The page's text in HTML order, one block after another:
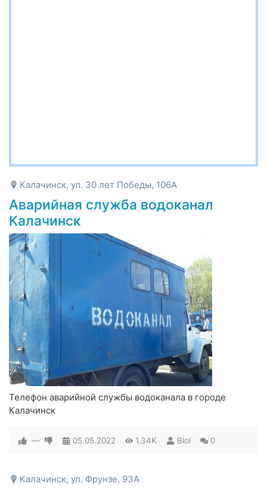
Калачинск, ул. 30 лет Победы, 106А
Аварийная служба водоканал
Калачинск
Телефон аварийной службы водоканала в городе
Калачинск
— 05.05.2022 1.34K Biol 0
Калачинск, ул. Фрунзе, 93А